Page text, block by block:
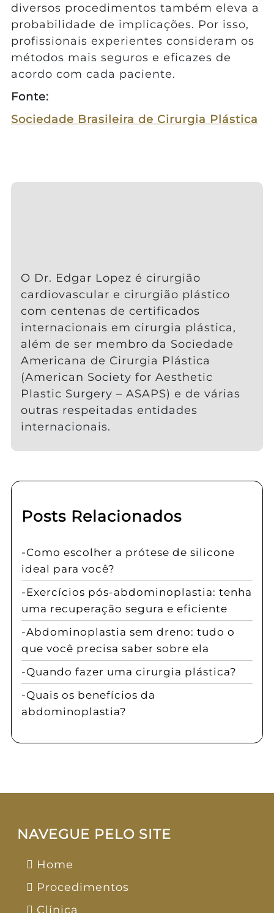
diversos procedimentos também eleva a
probabilidade de implicações. Por isso,
profissionais experientes consideram os
métodos mais seguros e eficazes de
acordo com cada paciente.
Fonte:
Sociedade Brasileira de Cirurgia Plástica
O Dr. Edgar Lopez é cirurgião
cardiovascular e cirurgião plástico
com centenas de certificados
internacionais em cirurgia plástica,
além de ser membro da Sociedade
Americana de Cirurgia Plástica
(American Society for Aesthetic
Plastic Surgery – ASAPS) e de várias
outras respeitadas entidades
internacionais.
Posts Relacionados
Como escolher a prótese de silicone
ideal para você?
Exercícios pós-abdominoplastia: tenha
uma recuperação segura e eficiente
Abdominoplastia sem dreno: tudo o
que você precisa saber sobre ela
Quando fazer uma cirurgia plástica?
Quais os benefícios da
abdominoplastia?
NAVEGUE PELO SITE
Home
Procedimentos
Clínica